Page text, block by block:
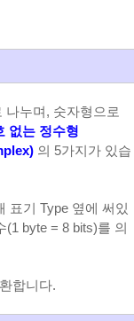
나누며, 숫자형으로
없는 정수형
의 5가지가 있습
표기 Type 옆에 써있
byte = 8 bits)를 의
합니다.